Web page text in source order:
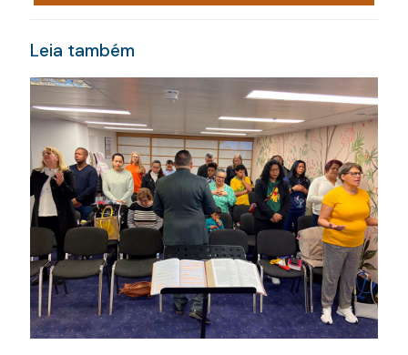
Leia também